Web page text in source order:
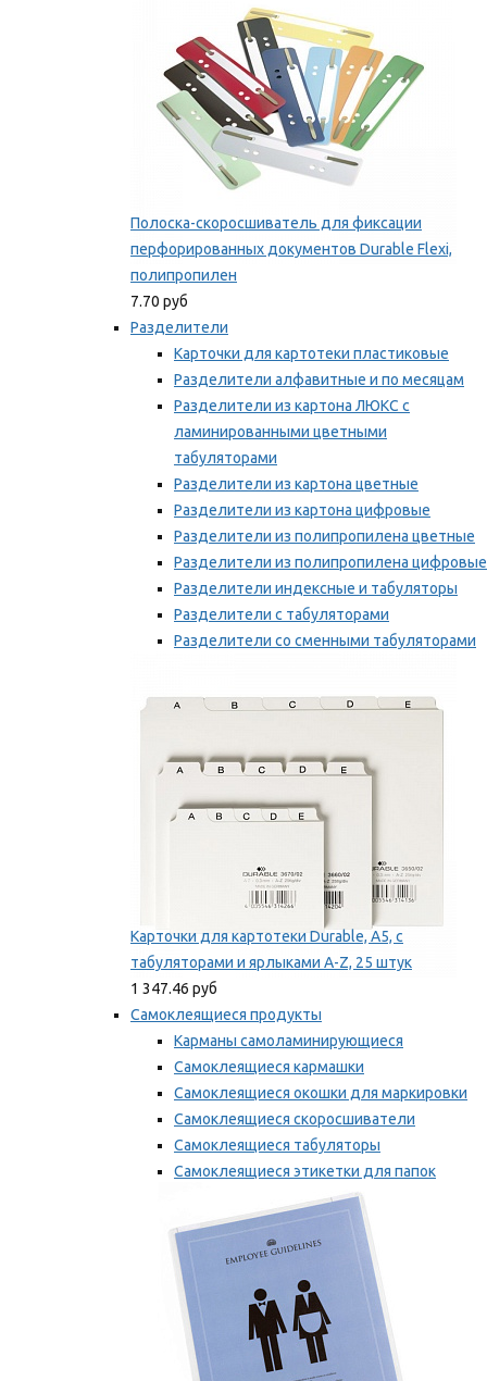
Полоска-скоросшиватель для фиксации
перфорированных документов Durable Flexi,
полипропилен
7.70 руб
Разделители
Карточки для картотеки пластиковые
Разделители алфавитные и по месяцам
Разделители из картона ЛЮКС с
ламинированными цветными
табуляторами
Разделители из картона цветные
Разделители из картона цифровые
Разделители из полипропилена цветные
Разделители из полипропилена цифровые
Разделители индексные и табуляторы
Разделители с табуляторами
Разделители со сменными табуляторами
Карточки для картотеки Durable, A5, с
табуляторами и ярлыками A-Z, 25 штук
1 347.46 руб
Самоклеящиеся продукты
Карманы самоламинирующиеся
Самоклеящиеся кармашки
Самоклеящиеся окошки для маркировки
Самоклеящиеся скоросшиватели
Самоклеящиеся табуляторы
Самоклеящиеся этикетки для папок
Таблички для маркировки
Мы рекомендуем